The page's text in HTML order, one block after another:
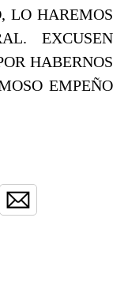
LO HAREMOS
EXCUSEN
HABERNOS
EMPEÑO